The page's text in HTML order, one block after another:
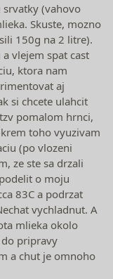
srvatky (vahovo
Skuste, mozno
150g na 2 litre).
vlejem spat cast
ktora nam
aj
si chcete ulahcit
pomalom hrnci,
toho vyuzivam
(po vlozeni
ze ste sa drzali
o moju
83C a podrzat
vychladnut. A
mlieka okolo
do pripravy
a chut je omnoho